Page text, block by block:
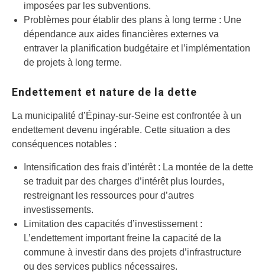
imposées par les subventions.
Problèmes pour établir des plans à long terme : Une
dépendance aux aides financières externes va
entraver la planification budgétaire et l’implémentation
de projets à long terme.
Endettement et nature de la dette
La municipalité d’Épinay-sur-Seine est confrontée à un
endettement devenu ingérable. Cette situation a des
conséquences notables :
Intensification des frais d’intérêt : La montée de la dette
se traduit par des charges d’intérêt plus lourdes,
restreignant les ressources pour d’autres
investissements.
Limitation des capacités d’investissement :
L’endettement important freine la capacité de la
commune à investir dans des projets d’infrastructure
ou des services publics nécessaires.